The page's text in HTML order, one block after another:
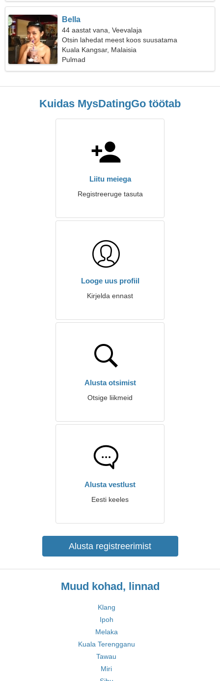
Bella
44 aastat vana, Veevalaja
Otsin lahedat meest koos suusatama
Kuala Kangsar, Malaisia
Pulmad
Kuidas MysDatingGo töötab
Liitu meiega
Registreeruge tasuta
Looge uus profiil
Kirjelda ennast
Alusta otsimist
Otsige liikmeid
Alusta vestlust
Eesti keeles
Alusta registreerimist
Muud kohad, linnad
Klang
Ipoh
Melaka
Kuala Terengganu
Tawau
Miri